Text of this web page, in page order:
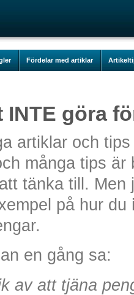
Fördelar med artiklar
INTE göra
artiklar och
många tips
tänka till.
på hur du
en gång sa:
av att tjäna